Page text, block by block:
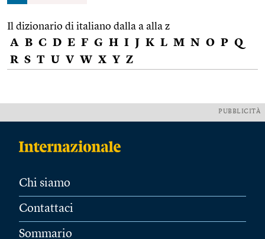
Il dizionario di italiano dalla a alla z
A B C D E F G H I J K L M N O P Q
R S T U V W X Y Z
PUBBLICITÀ
Chi siamo
Contattaci
Sommario